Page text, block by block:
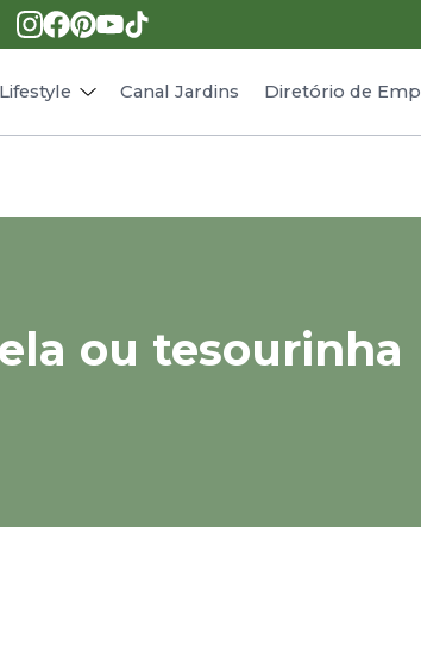
Lifestyle
Receitas
Canal Jardins Diretório de
ou tesourinha